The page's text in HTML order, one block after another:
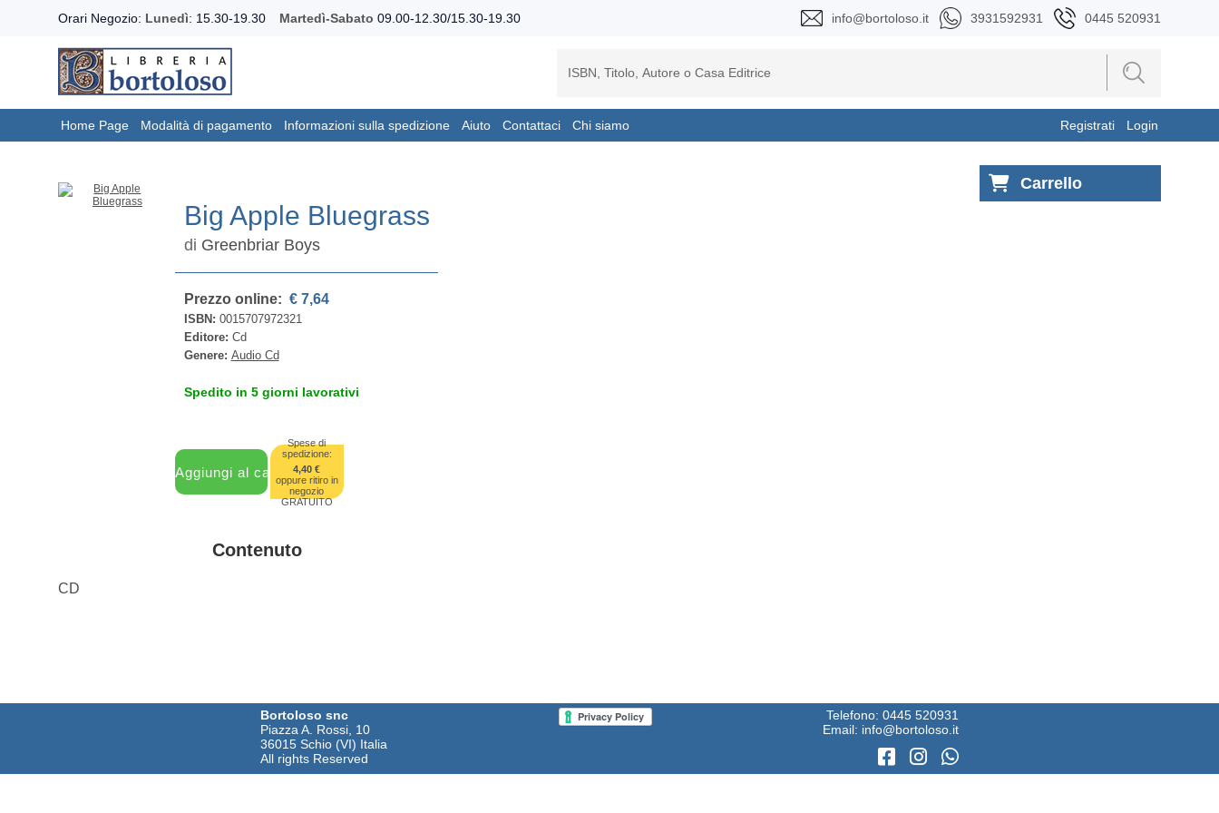
Orari Negozio: Lunedì: 15.30-19.30 Martedì-Sabato 09.00-12.30/15.30-19.30 info@bortoloso.it 3931592931 0445 520931
Home Page Modalità di pagamento Informazioni sulla spedizione Aiuto Contattaci Chi siamo Registrati Login
Big Apple Bluegrass
di Greenbriar Boys
Prezzo online: € 7,64
ISBN: 0015707972321
Editore: Cd
Genere: Audio Cd
Spedito in 5 giorni lavorativi
Spese di
spedizione:
4,40 €
oppure ritiro in
negozio
GRATUITO
Contenuto
CD
Carrello
Bortoloso snc
Piazza A. Rossi, 10
36015 Schio (VI) Italia
All rights Reserved
Telefono: 0445 520931
Email: info@bortoloso.it